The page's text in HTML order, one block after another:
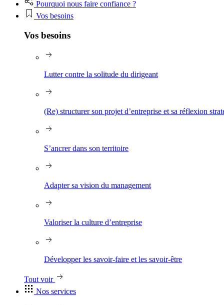
Pourquoi nous faire confiance ?
Vos besoins
Vos besoins
Lutter contre la solitude du dirigeant
(Re) structurer son projet d’entreprise et sa réflexion
S’ancrer dans son territoire
Adapter sa vision du management
Valoriser la culture d’entreprise
Développer les savoir-faire et les savoir-être
Tout voir
Nos services